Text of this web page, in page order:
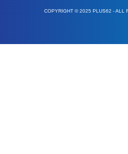
COPYRIGHT © 2025 PLUS62 - ALL